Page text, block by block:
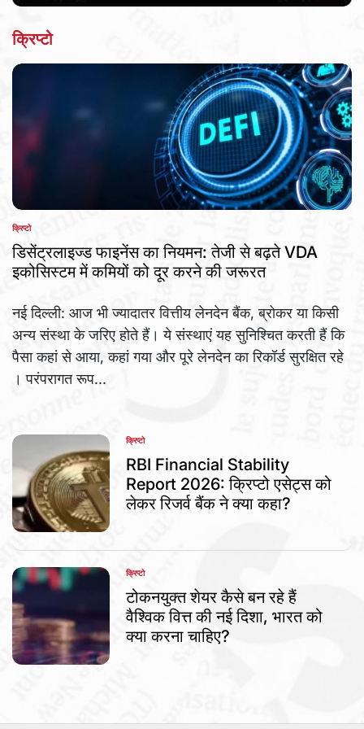
क्रिप्टो
POSTED
IN
क्रिप्टो
डिसेंट्रलाइज्ड फाइनेंस का नियमन: तेजी से बढ़ते VDA
इकोसिस्टम में कमियों को दूर करने की जरूरत
नई दिल्ली: आज भी ज्यादातर वित्तीय लेनदेन बैंक, ब्रोकर या किसी
अन्य संस्था के जरिए होते हैं। ये संस्थाएं यह सुनिश्चित करती हैं कि
पैसा कहां से आया, कहां गया और पूरे लेनदेन का रिकॉर्ड सुरक्षित रहे
। परंपरागत रूप...
POSTED
IN
क्रिप्टो
RBI Financial Stability
Report 2026: क्रिप्टो एसेट्स को
लेकर रिजर्व बैंक ने क्या कहा?
POSTED
IN
क्रिप्टो
टोकनयुक्त शेयर कैसे बन रहे हैं
वैश्विक वित्त की नई दिशा, भारत को
क्या करना चाहिए?